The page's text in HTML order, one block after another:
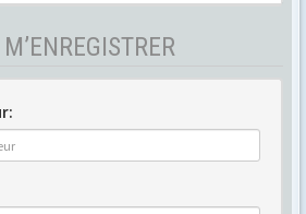
M’ENREGISTRER